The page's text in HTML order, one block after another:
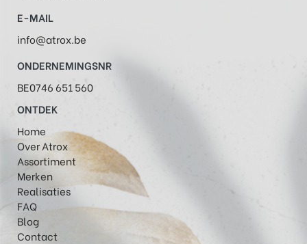
E-MAIL
info@atrox.be
ONDERNEMINGSNR
BE0746 651 560
ONTDEK
Home
Over Atrox
Assortiment
Merken
Realisaties
FAQ
Blog
Contact